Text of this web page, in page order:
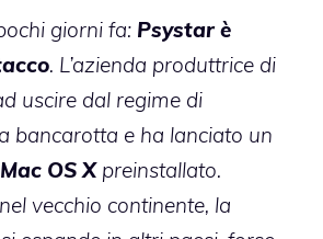
giorni fa: Psystar è
. L’azienda produttrice di
uscire dal regime di
bancarotta e ha lanciato un
OS Xpreinstallato.
vecchio continente, la